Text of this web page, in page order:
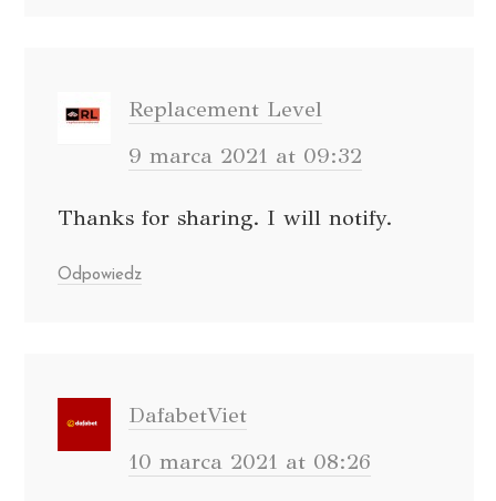
Replacement Level
9 marca 2021 at 09:32
Thanks for sharing. I will notify.
Odpowiedz
DafabetViet
10 marca 2021 at 08:26